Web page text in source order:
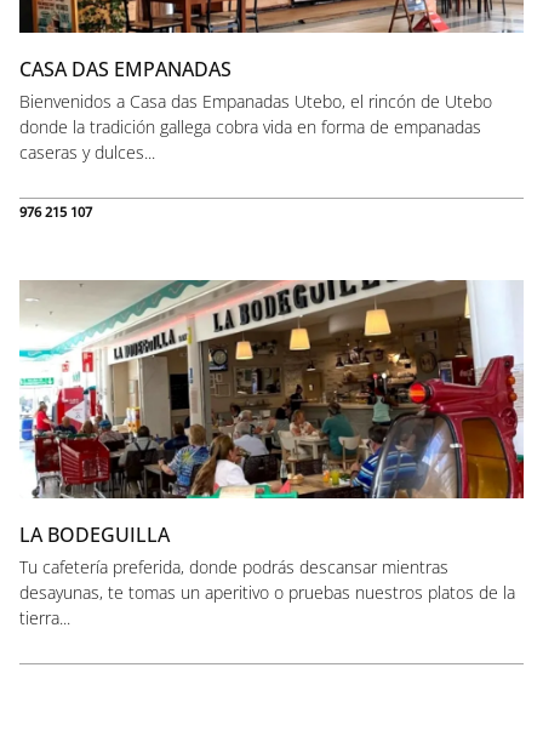
CASA DAS EMPANADAS
Bienvenidos a Casa das Empanadas Utebo, el rincón de Utebo
donde la tradición gallega cobra vida en forma de empanadas
caseras y dulces...
976 215 107
LA BODEGUILLA
Tu cafetería preferida, donde podrás descansar mientras
desayunas, te tomas un aperitivo o pruebas nuestros platos de la
tierra...